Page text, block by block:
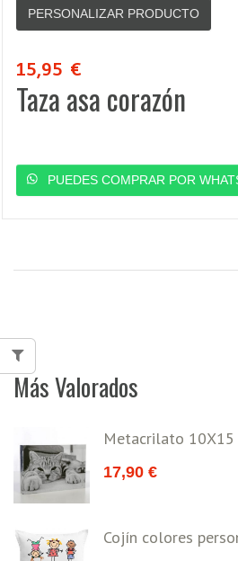
PERSONALIZAR PRODUCTO
15,95 €
Taza asa corazón
PUEDES COMPRAR POR
Más Valorados
Metacrilato
17,90 €
Cojín colores